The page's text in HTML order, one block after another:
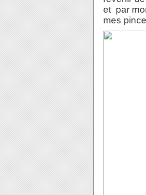
et par
mes